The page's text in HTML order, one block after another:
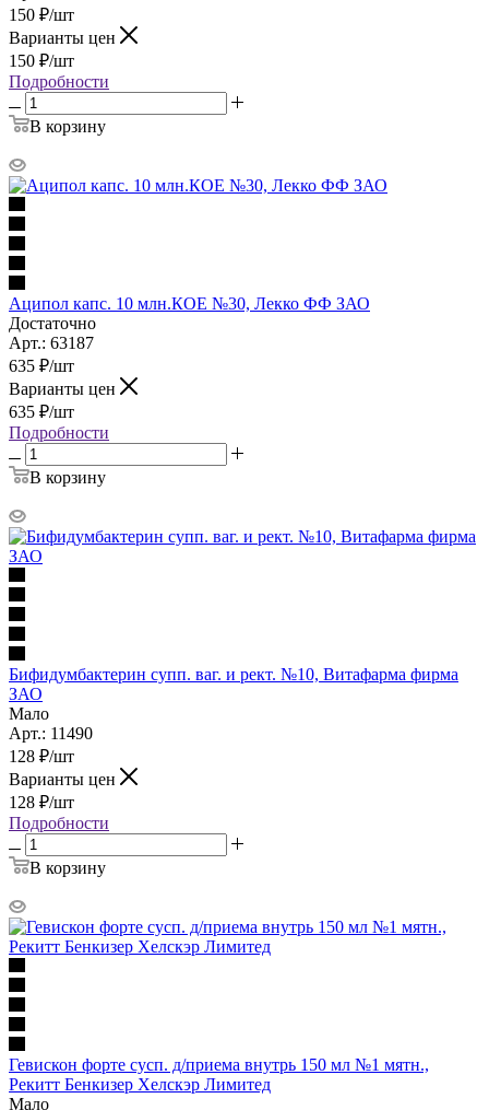
150 ₽/шт
Варианты цен
150 ₽/шт
Подробности
В корзину
Аципол капс. 10 млн.КОЕ №30, Лекко ФФ ЗАО
Достаточно
Арт.: 63187
635 ₽/шт
Варианты цен
635 ₽/шт
Подробности
В корзину
Бифидумбактерин супп. ваг. и рект. №10, Витафарма фирма
ЗАО
Мало
Арт.: 11490
128 ₽/шт
Варианты цен
128 ₽/шт
Подробности
В корзину
Гевискон форте сусп. д/приема внутрь 150 мл №1 мятн.,
Рекитт Бенкизер Хелскэр Лимитед
Мало